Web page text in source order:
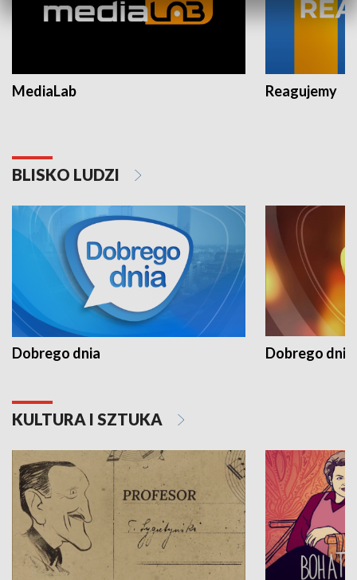
MediaLab Reagujemy
BLISKO LUDZI
Dobrego dnia Dobrego dnia
KULTURA I SZTUKA